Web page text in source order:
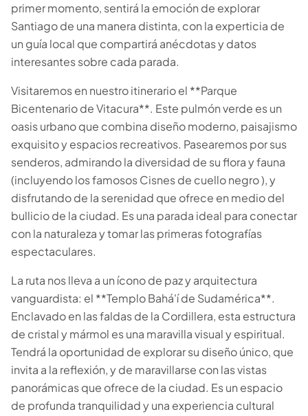
primer momento, sentirá la emoción de explorar
Santiago de una manera distinta, con la experticia de
un guía local que compartirá anécdotas y datos
interesantes sobre cada parada.
Visitaremos en nuestro itinerario el **Parque
Bicentenario de Vitacura**. Este pulmón verde es un
oasis urbano que combina diseño moderno, paisajismo
exquisito y espacios recreativos. Pasearemos por sus
senderos, admirando la diversidad de su flora y fauna
(incluyendo los famosos Cisnes de cuello negro ), y
disfrutando de la serenidad que ofrece en medio del
bullicio de la ciudad. Es una parada ideal para conectar
con la naturaleza y tomar las primeras fotografías
espectaculares.
La ruta nos lleva a un ícono de paz y arquitectura
vanguardista: el **Templo Bahá'í de Sudamérica**.
Enclavado en las faldas de la Cordillera, esta estructura
de cristal y mármol es una maravilla visual y espiritual.
Tendrá la oportunidad de explorar su diseño único, que
invita a la reflexión, y de maravillarse con las vistas
panorámicas que ofrece de la ciudad. Es un espacio
de profunda tranquilidad y una experiencia cultural